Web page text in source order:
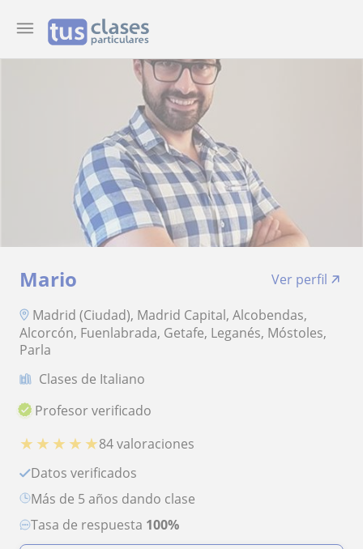
Mario
Ver perfil
Madrid (Ciudad), Madrid Capital, Alcobendas,
Alcorcón, Fuenlabrada, Getafe, Leganés, Móstoles,
Parla
Clases de Italiano
Profesor verificado
★ ★ ★ ★ ★84 valoraciones
Datos verificados
más de 5 años dando clase
Tasa de respuesta 100%